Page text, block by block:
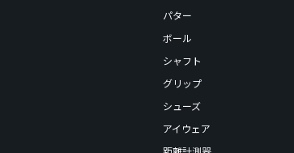
パター
ボール
シャフト
グリップ
シューズ
アイウェア